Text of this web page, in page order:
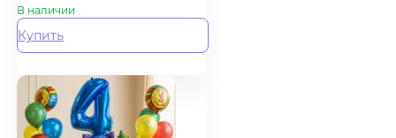
В наличии
Купить